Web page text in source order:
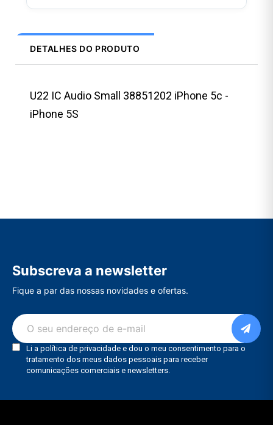
DETALHES DO PRODUTO
U22 IC Audio Small 38851202 iPhone 5c -
iPhone 5S
Subscreva a newsletter
Fique a par das nossas novidades e ofertas.